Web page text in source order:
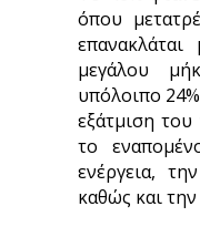
όπου
μεγάλου
υπόλοιπο
εξάτμιση
το
ενέργεια,
καθώς και